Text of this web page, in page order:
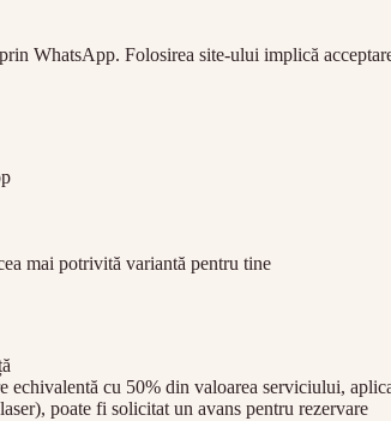
WhatsApp. Folosirea site-ului implică
mai potrivită variantă pentru tine
echivalentă cu 50% din valoarea serviciului,
poate fi solicitat un avans pentru rezervare